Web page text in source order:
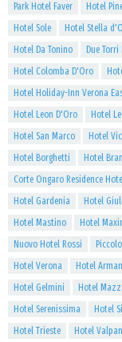
Park Hotel Faver
Hotel
Hotel Sole
Hotel Stella
Hotel Da Tonino
Due
Hotel Colomba D'Oro
Hotel Holiday-Inn Verona
Hotel Leon D'Oro
Hotel
Hotel San Marco
Hotel
Hotel Borghetti
Hotel
Corte Ongaro Residence
Hotel Gardenia
Hotel
Hotel Mastino
Hotel
Nuovo Hotel Rossi
Hotel Verona
Hotel
Hotel Gelmini
Hotel
Hotel Serenissima
Hotel
Hotel Trieste
Hotel